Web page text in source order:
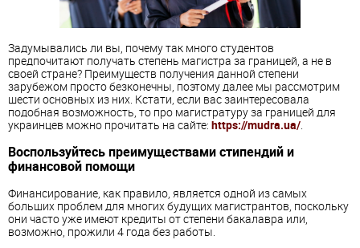
Задумывались ли вы, почему так много студентов
предпочитают получать степень магистра за границей, а не в
своей стране? Преимуществ получения данной степени
зарубежом просто безконечны, поэтому далее мы рассмотрим
шести основных из них. Кстати, если вас заинтересовала
подобная возможность, то про магистратуру за границей для
украинцев можно прочитать на сайте: https://mudra.ua/.
Воспользуйтесь преимуществами стипендий и
финансовой помощи
Финансирование, как правило, является одной из самых
больших проблем для многих будущих магистрантов, поскольку
они часто уже имеют кредиты от степени бакалавра или,
возможно, прожили 4 года без работы.